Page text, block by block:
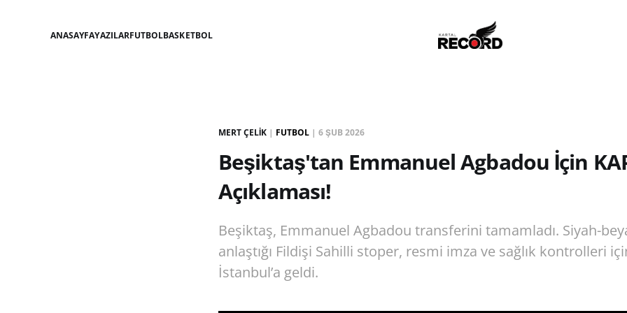
ANASAYFAYAZILARFUTBOLBASKETBOL
MERT ÇELIK | FUTBOL | 6 ŞUB 2026
Beşiktaş'tan Emmanuel Agbadou İçin
Açıklaması!
Beşiktaş, Emmanuel Agbadou transferini tamamladı. Siyah-
anlaştığı Fildişi Sahilli stoper, resmi imza ve sağlık kontrolleri
İstanbul’a geldi.